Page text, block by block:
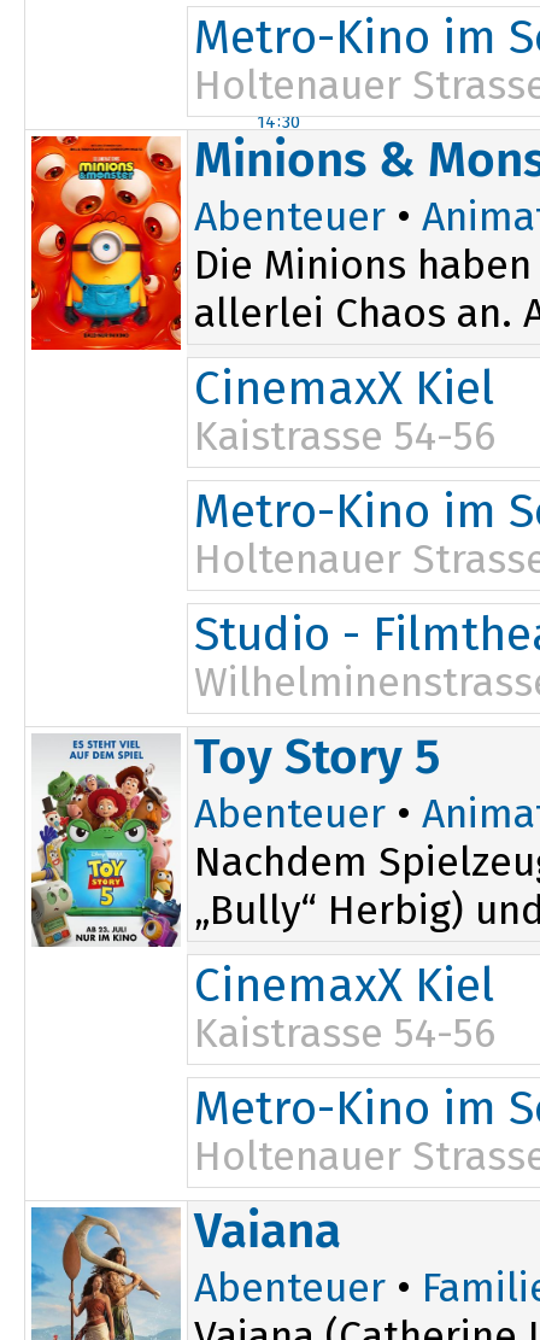
11:30
12:15
13:15
14:15
14:30
16:45
Metro-Kino im
Holtenauer
13:15
Minions &
Abenteuer •
Die Minions
allerlei Chaos an.
CinemaxX Kiel
Kaistrasse 54-56
12:00
14:50
17:45
Metro-Kino im
Holtenauer
Studio -
15:30
Toy Story 5
Abenteuer •
Nachdem
„Bully“ Herbig)
CinemaxX Kiel
Kaistrasse 54-56
11:40
15:15
17:20
Metro-Kino im
Holtenauer
Vaiana
Abenteuer •